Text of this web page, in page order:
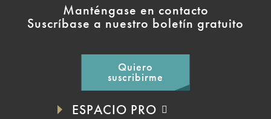
Manténgase en contacto
Suscríbase a nuestro boletín gratuito
Quiero
suscribirme
ESPACIO PRO